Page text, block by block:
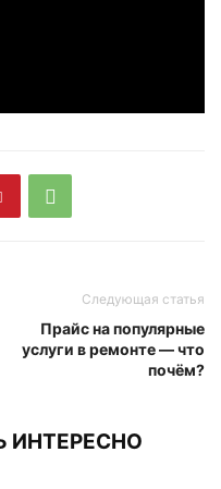
Следующая статья
Прайс на популярные
услуги в ремонте — что
почём?
ИНТЕРЕСНО